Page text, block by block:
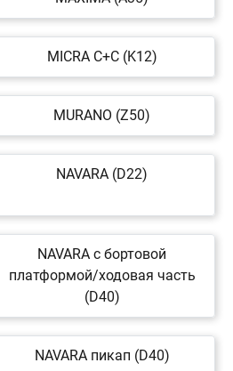
MICRA C+C (K12)
MURANO (Z50)
NAVARA (D22)
NAVARA c бортовой
платформой/ходовая часть
(D40)
NAVARA пикап (D40)